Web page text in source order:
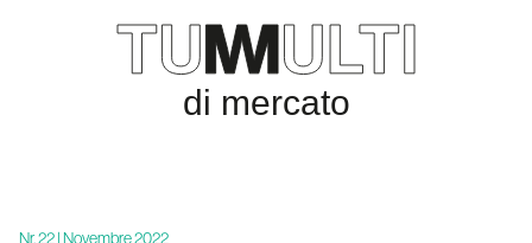
Nr. 22 | Novembre 2022